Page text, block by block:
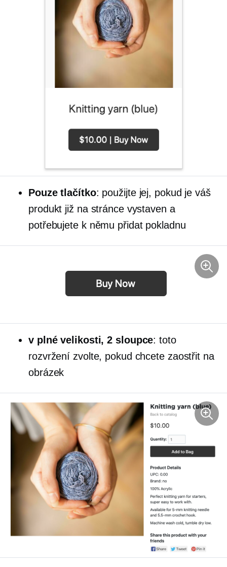
Pouze tlačítko: použijte jej, pokud je váš
produkt již na stránce vystaven a
potřebujete k němu přidat pokladnu
v plné velikosti, 2 sloupce: toto
rozvržení zvolte, pokud chcete zaostřit na
obrázek